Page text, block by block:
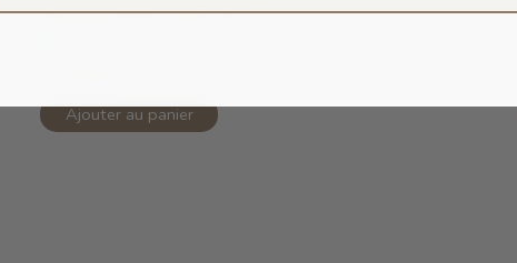
Big Dog Bully Stick 6in
Ajouter au panier